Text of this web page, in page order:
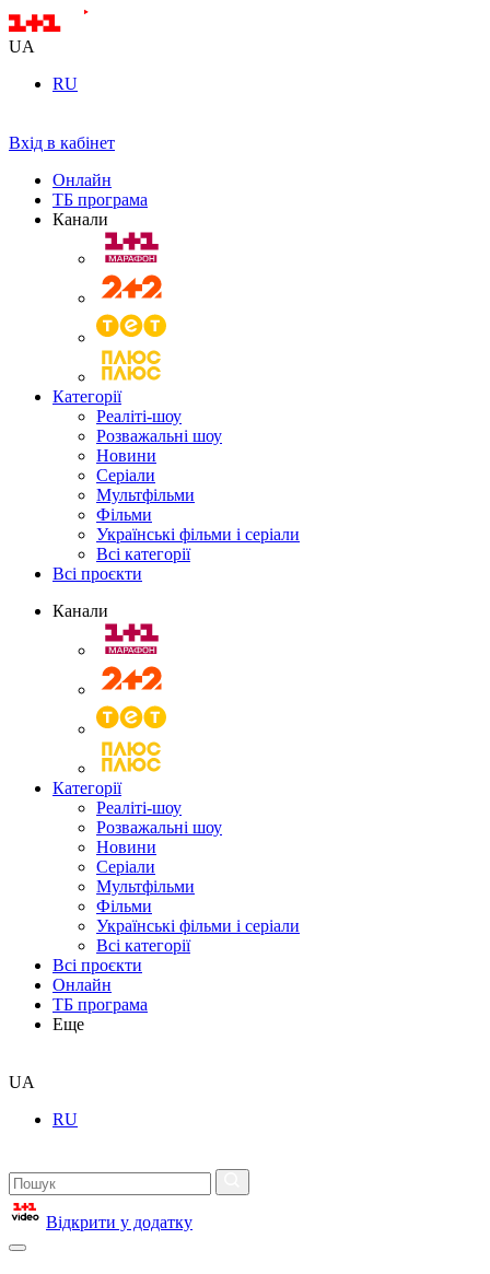
UA
RU
Вхід в кабінет
Онлайн
ТБ програма
Канали
Категорії
Реаліті-шоу
Розважальні шоу
Новини
Серіали
Мультфільми
Фільми
Українські фільми і серіали
Всі категорії
Всі проєкти
Канали
Категорії
Реаліті-шоу
Розважальні шоу
Новини
Серіали
Мультфільми
Фільми
Українські фільми і серіали
Всі категорії
Всі проєкти
Онлайн
ТБ програма
Еще
UA
RU
Відкрити у додатку